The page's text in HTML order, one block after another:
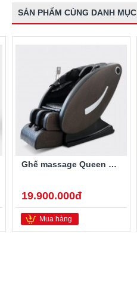
SẢN PHẨM CÙNG DANH MỤC
Ghế massage Queen Crown QC LX888
19.900.000đ
Mua hàng